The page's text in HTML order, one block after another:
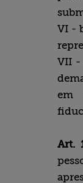
VI -
VII -
em
Art.